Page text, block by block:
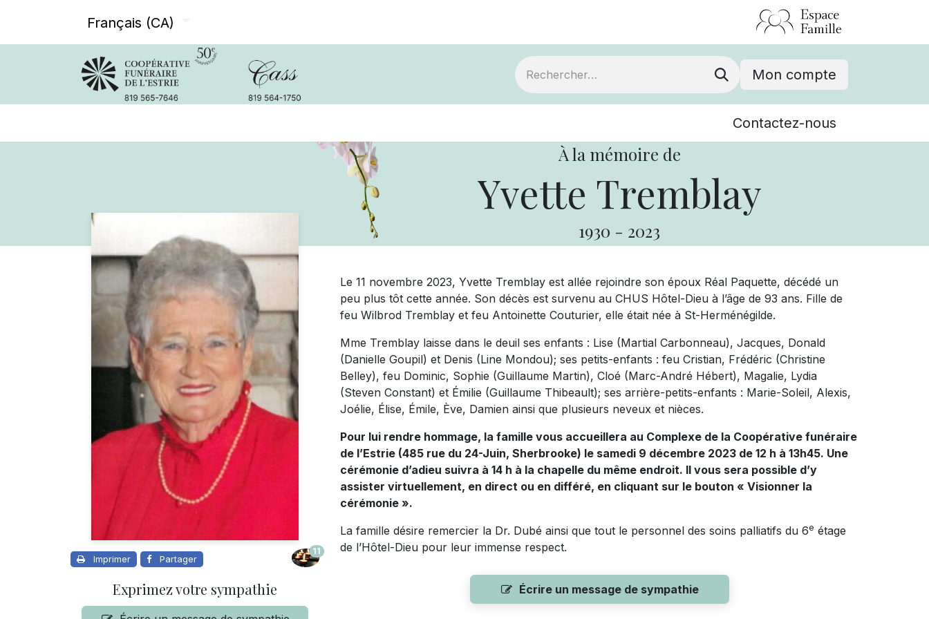
Français (CA)
Mon compte
Événements
Contactez-nous
À la mémoire de
Yvette Tremblay
1930 - 2023
Imprimer Partager
11
Exprimez votre sympathie
Le 11 novembre 2023, Yvette Tremblay est allée rejoindre son époux Réal Paquette, décédé un
peu plus tôt cette année. Son décès est survenu au CHUS Hôtel-Dieu à l’âge de 93 ans. Fille de
feu Wilbrod Tremblay et feu Antoinette Couturier, elle était née à St-Herménégilde.
Mme Tremblay laisse dans le deuil ses enfants : Lise (Martial Carbonneau), Jacques, Donald
(Danielle Goupil) et Denis (Line Mondou); ses petits-enfants : feu Cristian, Frédéric (Christine
Belley), feu Dominic, Sophie (Guillaume Martin), Cloé (Marc-André Hébert), Magalie, Lydia
(Steven Constant) et Émilie (Guillaume Thibeault); ses arrière-petits-enfants : Marie-Soleil, Alexis,
Joélie, Élise, Émile, Ève, Damien ainsi que plusieurs neveux et nièces.
Pour lui rendre hommage, la famille vous accueillera au Complexe de la Coopérative funéraire
de l’Estrie (485 rue du 24-Juin, Sherbrooke) le samedi 9 décembre 2023 de 12 h à 13h45. Une
cérémonie d’adieu suivra à 14 h à la chapelle du même endroit. Il vous sera possible d’y
assister virtuellement, en direct ou en différé, en cliquant sur le bouton « Visionner la
cérémonie ».
La famille désire remercier la Dr. Dubé ainsi que tout le personnel des soins palliatifs du 6e étage
de l’Hôtel-Dieu pour leur immense respect.
Écrire un message de sympathie